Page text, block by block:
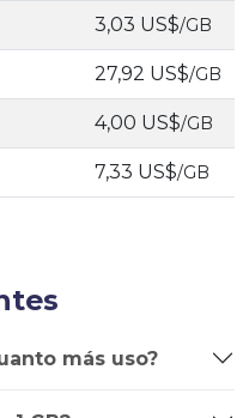
3,03 US$/GB
27,92 US$/GB
4,00 US$/GB
7,33 US$/GB
más uso?